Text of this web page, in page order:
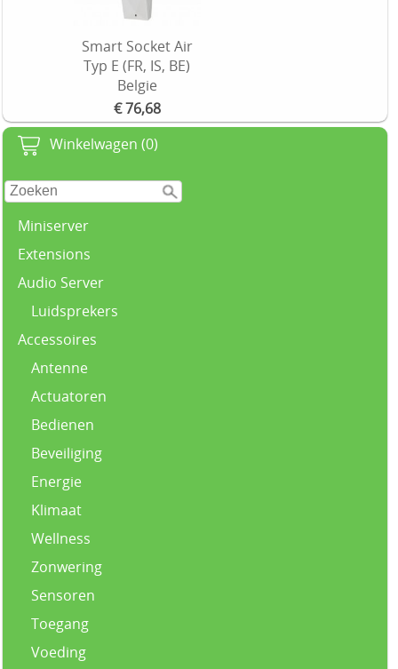
Winkelwagen (0)
Miniserver
Extensions
Audio Server
Luidsprekers
Accessoires
Antenne
Actuatoren
Bedienen
Beveiliging
Energie
Klimaat
Wellness
Zonwering
Sensoren
Toegang
Voeding
Smart Socket Air
Typ E (FR, IS, BE)
Belgie
€ 76,68